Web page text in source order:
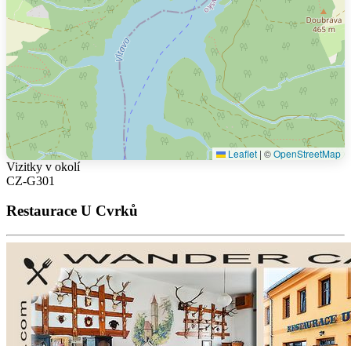
Leaflet | ©OpenStreetMap
Vizitky v okolí
CZ-G301
Restaurace U Cvrků